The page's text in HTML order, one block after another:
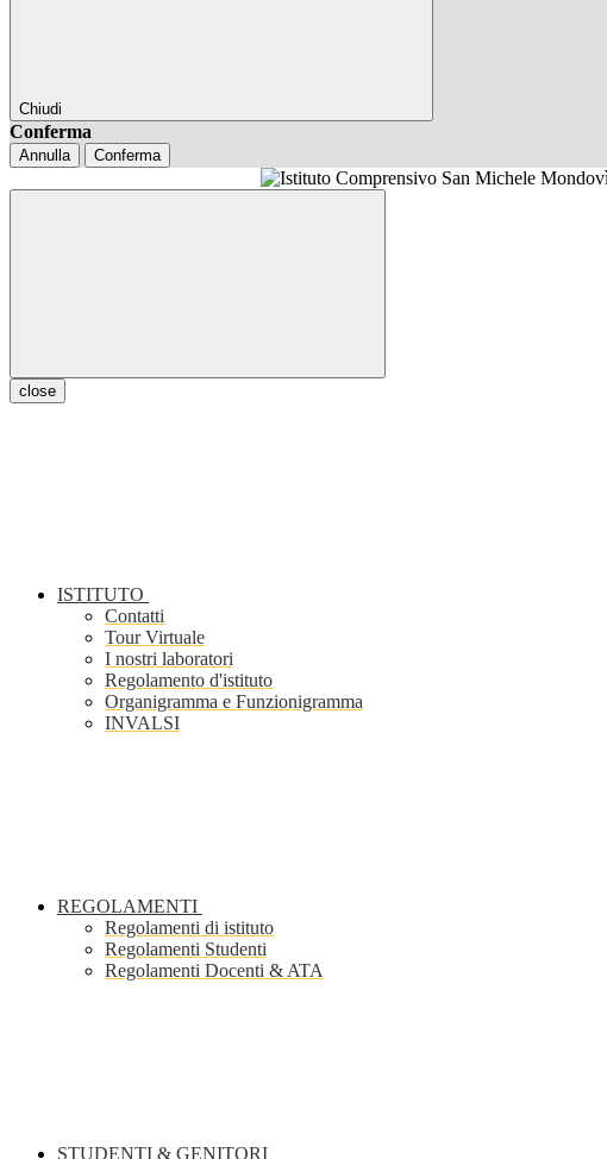
Chiudi
Conferma
Annulla Conferma
close
ISTITUTO
Contatti
Tour Virtuale
I nostri laboratori
Regolamento d'istituto
Organigramma e Funzionigramma
INVALSI
REGOLAMENTI
Regolamenti di istituto
Regolamenti Studenti
Regolamenti Docenti & ATA
STUDENTI & GENITORI